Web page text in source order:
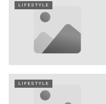
LIFESTYLE
LIFESTYLE